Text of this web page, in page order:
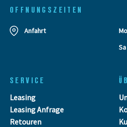
OFFNUNGSZEITEN
Anfahrt
Sa
SERVICE
Leasing
Leasing Anfrage
Retouren